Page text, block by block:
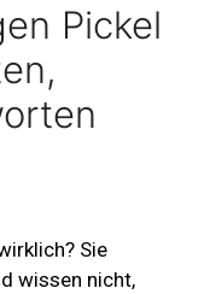
Pickel
Sie
wissen nicht,